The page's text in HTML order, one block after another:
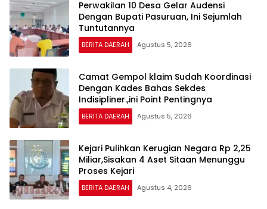
Perwakilan 10 Desa Gelar Audensi
Dengan Bupati Pasuruan, Ini Sejumlah
Tuntutannya
BERITA DAERAH Agustus 5, 2026
Camat Gempol klaim Sudah Koordinasi
Dengan Kades Bahas Sekdes
Indisipliner.,ini Point Pentingnya
BERITA DAERAH Agustus 5, 2026
Kejari Pulihkan Kerugian Negara Rp 2,25
Miliar,Sisakan 4 Aset Sitaan Menunggu
Proses Kejari
BERITA DAERAH Agustus 4, 2026